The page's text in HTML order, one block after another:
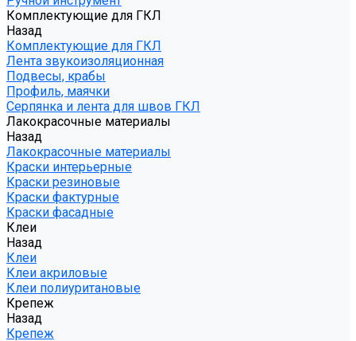
Комплектующие для ГКЛ
Назад
Комплектующие для ГКЛ
Лента звукоизоляционная
Подвесы, крабы
Профиль, маячки
Серпянка и лента для швов ГКЛ
Лакокрасочные материалы
Назад
Лакокрасочные материалы
Краски интерьерные
Краски резиновые
Краски фактурные
Краски фасадные
Клеи
Назад
Клеи
Клеи акриловые
Клеи полиуритановые
Крепеж
Назад
Крепеж